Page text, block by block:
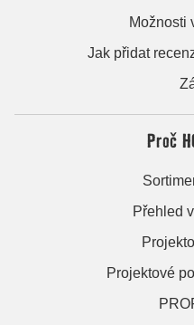
Možnosti
Jak přidat
Proč
Přehled
Projektové